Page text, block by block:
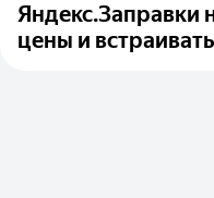
Яндекс.Заправки
цены и